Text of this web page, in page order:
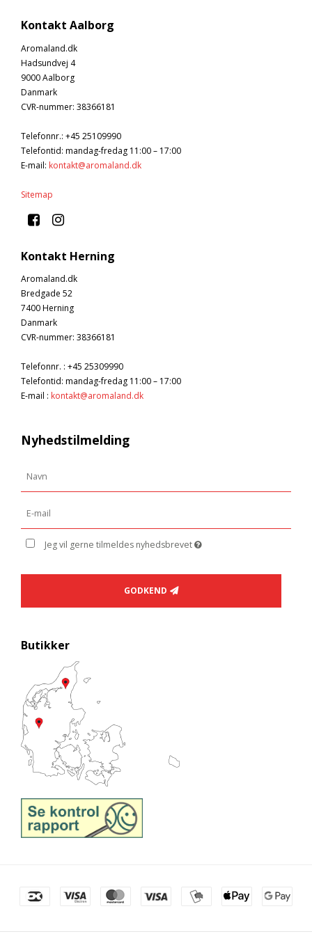
Kontakt Aalborg
Aromaland.dk
Hadsundvej 4
9000 Aalborg
Danmark
CVR-nummer: 38366181
Telefonnr.: +45 25109990
Telefontid: mandag-fredag 11:00 – 17:00
E-mail: kontakt@aromaland.dk
Sitemap
Kontakt Herning
Aromaland.dk
Bredgade 52
7400 Herning
Danmark
CVR-nummer: 38366181
Telefonnr. : +45 25309990
Telefontid: mandag-fredag 11:00 – 17:00
E-mail : kontakt@aromaland.dk
Nyhedstilmelding
Jeg vil gerne tilmeldes nyhedsbrevet
GODKEND
Butikker